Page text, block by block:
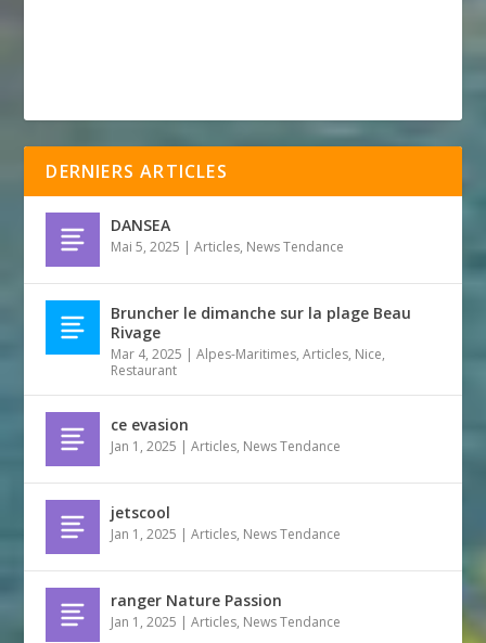
DERNIERS ARTICLES
DANSEA
Mai 5, 2025 |Articles, News Tendance
Bruncher le dimanche sur la plage Beau
Rivage
Mar 4, 2025 |Alpes-Maritimes,Articles, Nice,
Restaurant
ce evasion
Jan 1, 2025 |Articles, News Tendance
jetscool
Jan 1, 2025 |Articles, News Tendance
ranger Nature Passion
Jan 1, 2025 |Articles, News Tendance